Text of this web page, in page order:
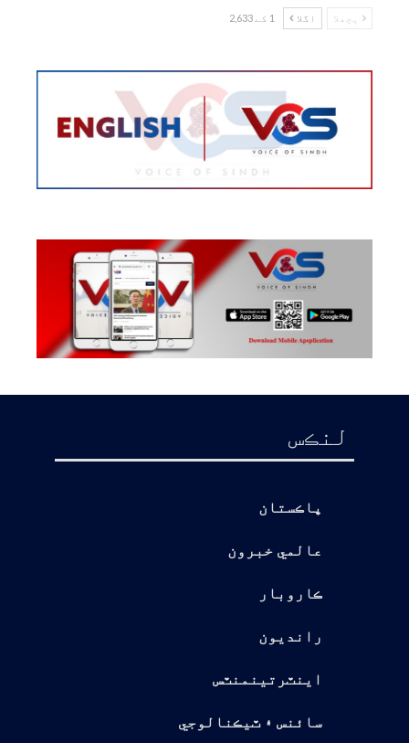
پچھلا اگلا 1 کے 2,633
لنڪس
پاڪستان
عالمي خبرون
ڪاروبار
رانديون
اينٽرتينمنٽس
سائنس ۽ ٽيڪنالوجي